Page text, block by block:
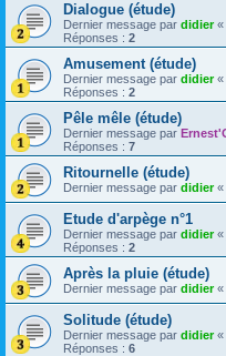
Dialogue (étude)
Dernier message par didier«
Réponses : 2
Amusement (étude)
Dernier message par didier«
Réponses : 2
Pêle mêle (étude)
Dernier message par
Réponses : 7
Ritournelle (étude)
Dernier message par didier«
Etude d'arpège n°1
Dernier message par didier«
Réponses : 2
Après la pluie (étude)
Dernier message par didier«
Solitude (étude)
Dernier message par didier«
Réponses : 6